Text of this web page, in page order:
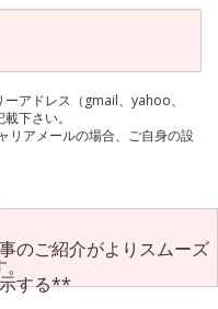
ーアドレス（gmail、yahoo、
下さい。
、ご自身の設
のご紹介がよりスムーズ
する**